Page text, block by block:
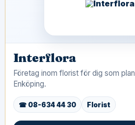
Interflora
Företag inom florist för dig som
Enköping.
☎ 08-634 44 30 Florist